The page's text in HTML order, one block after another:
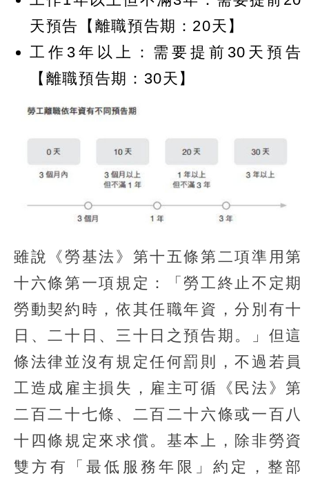
天預告【離職預告期：20天】
工作3年以上：需要提前30天預告
【離職預告期：30天】
雖說《勞基法》第十五條第二項準用第
十六條第一項規定：「勞工終止不定期
勞動契約時，依其任職年資，分別有十
日、二十日、三十日之預告期。」但這
條法律並沒有規定任何罰則，不過若員
工造成雇主損失，雇主可循《民法》第
二百二十七條、二百二十六條或一百八
十四條規定來求償。基本上，除非勞資
雙方有「最低服務年限」約定，整部